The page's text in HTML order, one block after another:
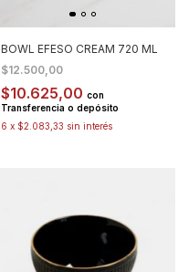
BOWL EFESO CREAM 720 ML
$12.500,00
$10.625,00 con
Transferencia o depósito
6 x $2.083,33 sin interés